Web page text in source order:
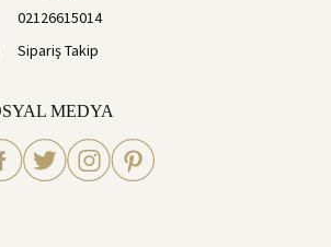
02126615014
Sipariş Takip
MEDYA